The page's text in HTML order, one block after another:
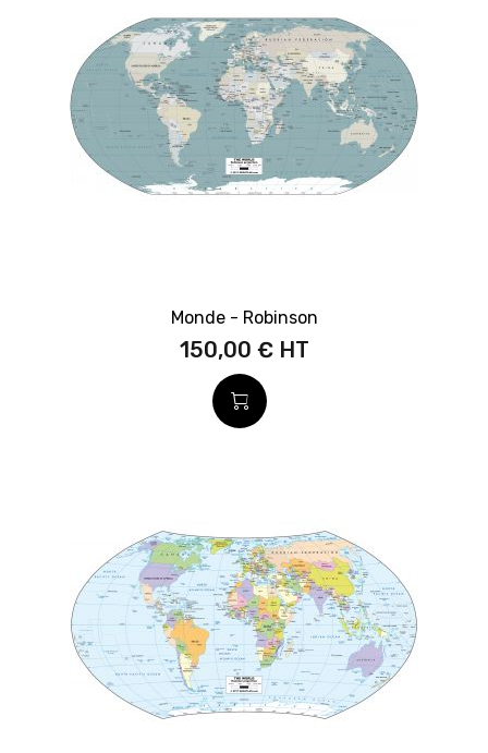
Monde - Robinson
150,00 €